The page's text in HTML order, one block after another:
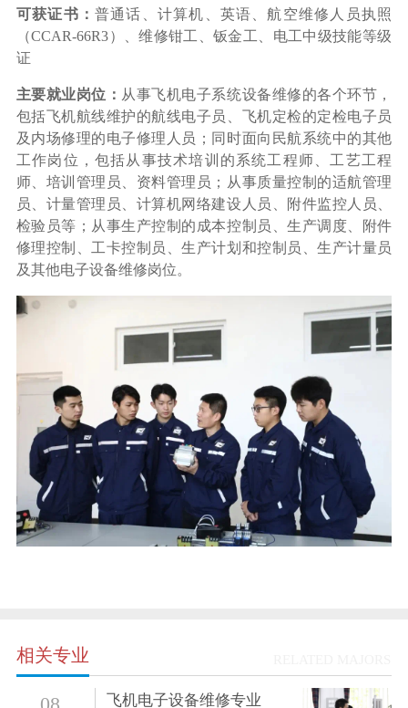
可获证书：普通话、计算机、英语、航空维修人员执照
（CCAR-66R3）、维修钳工、钣金工、电工中级技能等级
证
主要就业岗位： 从事飞机电子系统设备维修的各个环节，
包括飞机航线维护的航线电子员、飞机定检的定检电子员
及内场修理的电子修理人员；同时面向民航系统中的其他
工作岗位，包括从事技术培训的系统工程师、工艺工程
师、培训管理员、资料管理员；从事质量控制的适航管理
员、计量管理员、计算机网络建设人员、附件监控人员、
检验员等；从事生产控制的成本控制员、生产调度、附件
修理控制、工卡控制员、生产计划和控制员、生产计量员
及其他电子设备维修岗位。
相关专业
飞机电子设备维修专业